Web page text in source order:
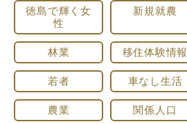
徳島で輝く女
性
新規就農
林業 移住体験情報
若者 車なし生活
農業 関係人口